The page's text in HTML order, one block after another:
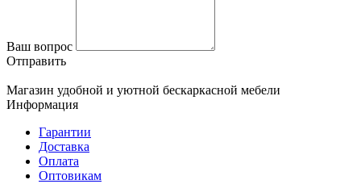
Ваш вопрос
Отправить
Магазин удобной и уютной бескаркасной мебели
Информация
Гарантии
Доставка
Оплата
Оптовикам